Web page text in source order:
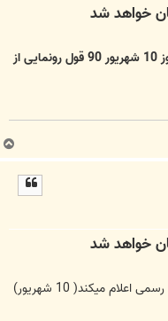
ای کاش ایشان در ابتدا به وعده هایی که در روز 10 شهریور 90 قول رونمایی از
وقتی دولت یکباره روز بعد از عید فطر را تعطیل رسمی اعلام میکند( 10 شهریور)